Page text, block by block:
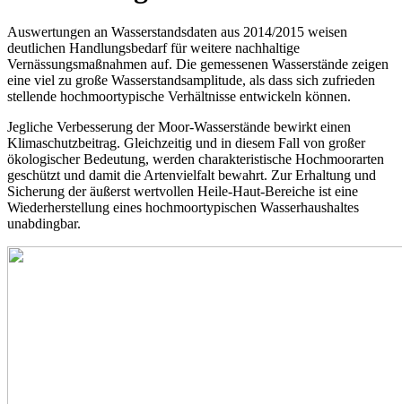
Auswertungen an Wasserstandsdaten aus 2014/2015 weisen
deutlichen Handlungsbedarf für weitere nachhaltige
Vernässungsmaßnahmen auf. Die gemessenen Wasserstände zeigen
eine viel zu große Wasserstandsamplitude, als dass sich zufrieden
stellende hochmoortypische Verhältnisse entwickeln können.
Jegliche Verbesserung der Moor-Wasserstände bewirkt einen
Klimaschutzbeitrag. Gleichzeitig und in diesem Fall von großer
ökologischer Bedeutung, werden charakteristische Hochmoorarten
geschützt und damit die Artenvielfalt bewahrt. Zur Erhaltung und
Sicherung der äußerst wertvollen Heile-Haut-Bereiche ist eine
Wiederherstellung eines hochmoortypischen Wasserhaushaltes
unabdingbar.